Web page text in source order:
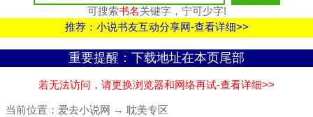
可搜索书名关键字，宁可少字!
推荐：小说书友互动分享网-查看详细>>
重要提醒：下载地址在本页尾部
若无法访问，请更换浏览器和网络再试-查看详细>>
当前位置： 爱去小说网 → 耽美专区